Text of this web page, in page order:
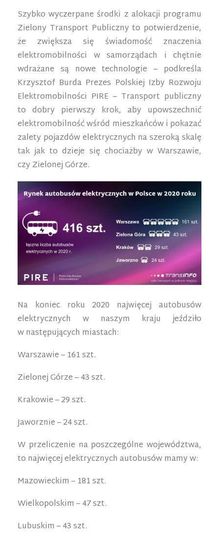
Szybko wyczerpane środki z alokacji programu
Zielony Transport Publiczny to potwierdzenie,
że zwiększa się świadomość znaczenia
elektromobilności w samorządach i chętnie
wdrażane są nowe technologie – podkreśla
Krzysztof Burda Prezes Polskiej Izby Rozwoju
Elektromobilności PIRE – Transport publiczny
to dobry pierwszy krok, aby upowszechnić
elektromobilność wśród mieszkańców i pokazać
zalety pojazdów elektrycznych na szeroką skalę
tak jak to dzieje się chociażby w Warszawie,
czy Zielonej Górze.
Na koniec roku 2020 najwięcej autobusów
elektrycznych w naszym kraju jeździło
w następujących miastach:
Warszawie – 161 szt.
Zielonej Górze – 43 szt.
Krakowie – 29 szt.
Jaworznie – 24 szt.
W przeliczenie na poszczególne województwa,
to najwięcej elektrycznych autobusów mamy w:
Mazowieckim – 181 szt.
Wielkopolskim – 47 szt.
Lubuskim – 43 szt.